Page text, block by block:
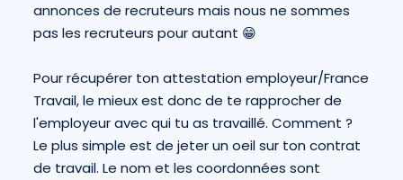
annonces de recruteurs mais nous ne sommes
pas les recruteurs pour autant 😁
Pour récupérer ton attestation employeur/France
Travail, le mieux est donc de te rapprocher de
l'employeur avec qui tu as travaillé. Comment ?
Le plus simple est de jeter un oeil sur ton contrat
de travail. Le nom et les coordonnées sont